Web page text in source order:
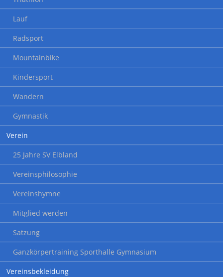
Lauf
Radsport
Mountainbike
Kindersport
Wandern
Gymnastik
Verein
25 Jahre SV Elbland
Vereinsphilosophie
Vereinshymne
Mitglied werden
Satzung
Ganzkörpertraining Sporthalle Gymnasium
Vereinsbekleidung